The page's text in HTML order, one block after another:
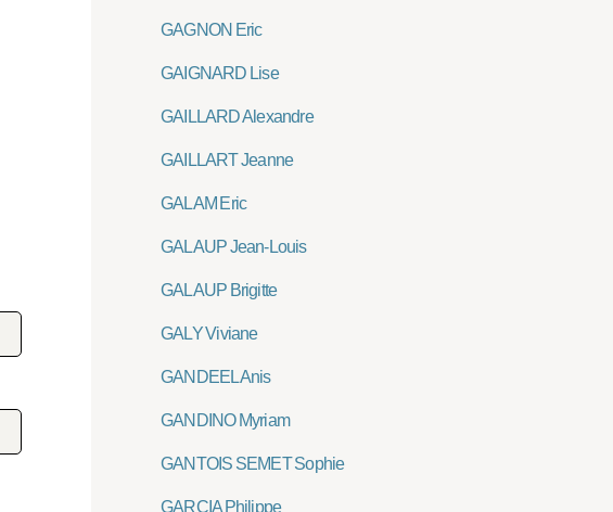
GAGNON Eric
GAIGNARD Lise
GAILLARD Alexandre
GAILLART Jeanne
GALAM Eric
GALAUP Jean-Louis
GALAUP Brigitte
GALY Viviane
GANDEEL Anis
GANDINO Myriam
GANTOIS SEMET Sophie
GARCIA Philippe